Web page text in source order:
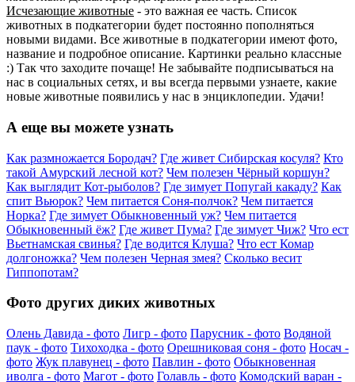
Исчезающие животные - это важная ее часть. Список
животных в подкатегории будет постоянно пополняться
новыми видами. Все животные в подкатегории имеют фото,
название и подробное описание. Картинки реально классные
:) Так что заходите почаще! Не забывайте подписываться на
нас в социальных сетях, и вы всегда первыми узнаете, какие
новые животные появились у нас в энциклопедии. Удачи!
А еще вы можете узнать
Как размножается Бородач? Где живет Сибирская косуля? Кто
такой Амурский лесной кот? Чем полезен Чёрный коршун?
Как выглядит Кот-рыболов? Где зимует Попугай какаду? Как
спит Вьюрок? Чем питается Соня-полчок? Чем питается
Норка? Где зимует Обыкновенный уж? Чем питается
Обыкновенный ёж? Где живет Пума? Где зимует Чиж? Что ест
Вьетнамская свинья? Где водится Клуша? Что ест Комар
долгоножка? Чем полезен Черная змея? Сколько весит
Гиппопотам?
Фото других диких животных
Олень Давида - фото Лигр - фото Парусник - фото Водяной
паук - фото Тихоходка - фото Орешниковая соня - фото Носач -
фото Жук плавунец - фото Павлин - фото Обыкновенная
иволга - фото Магот - фото Голавль - фото Комодский варан -